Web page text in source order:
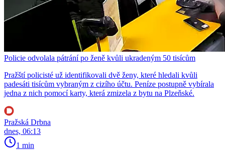
Policie odvolala pátrání po ženě kvůli ukradeným 50 tisícům
Pražští policisté už identifikovali dvě ženy, které hledali kvůli
padesáti tisícům vybraným z cizího účtu. Peníze postupně vybírala
jedna z nich pomocí karty, která zmizela z bytu na Plzeňské.
Pražská Drbna
dnes, 06:13
1 min